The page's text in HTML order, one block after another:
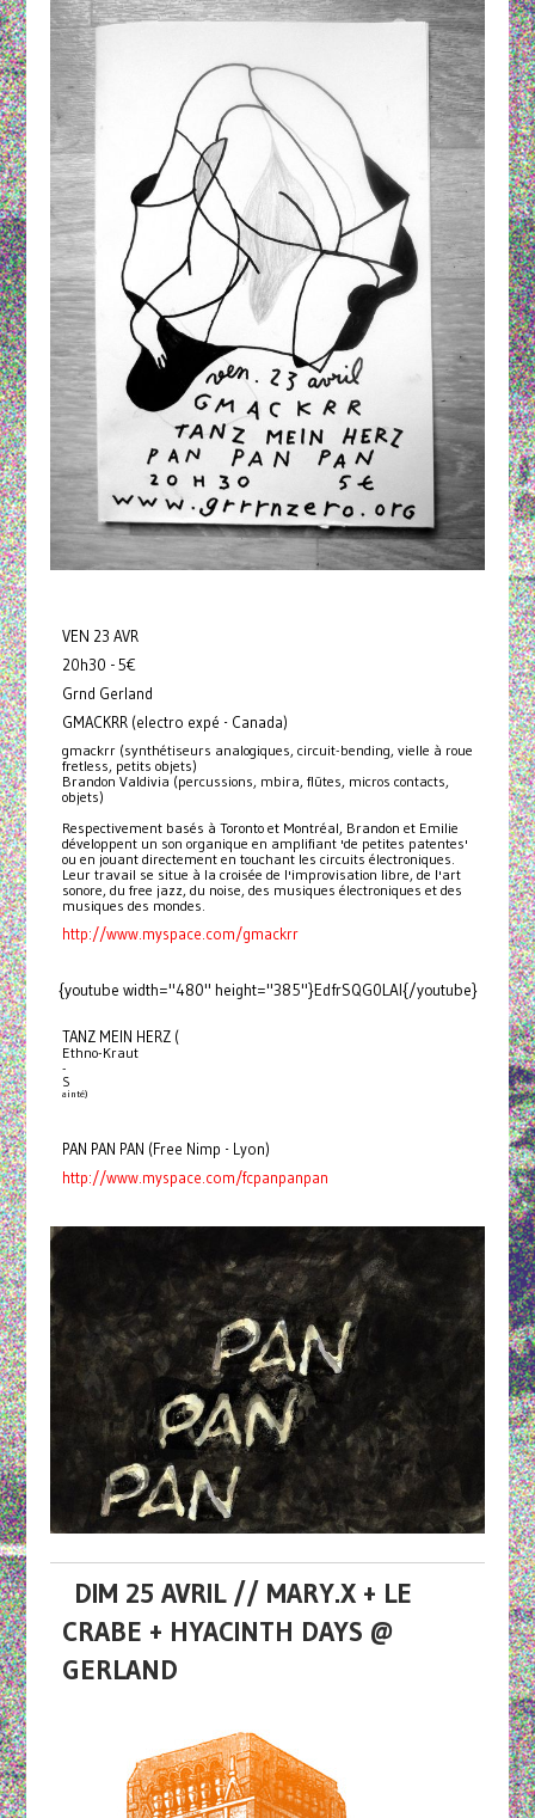
VEN 23 AVR
20h30 - 5€
Grnd Gerland
GMACKRR (electro expé - Canada)
gmackrr (synthétiseurs analogiques, circuit-bending, vielle à roue
fretless, petits objets)
Brandon Valdivia (percussions, mbira, flûtes, micros contacts,
objets)
Respectivement basés à Toronto et Montréal, Brandon et Emilie
développent un son organique en amplifiant 'de petites patentes'
ou en jouant directement en touchant les circuits électroniques.
Leur travail se situe à la croisée de l'improvisation libre, de l'art
sonore, du free jazz, du noise, des musiques électroniques et des
musiques des mondes.
http://www.myspace.com/gmackrr
{youtube width="480" height="385"}EdfrSQG0LAI{/youtube}
TANZ MEIN HERZ (
Ethno-Kraut
-
S
ainté)
PAN PAN PAN (Free Nimp - Lyon)
http://www.myspace.com/fcpanpanpan
DIM 25 AVRIL // MARY.X + LE
CRABE + HYACINTH DAYS @
GERLAND